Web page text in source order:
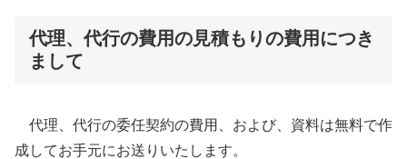
代理、代行の費用の見積もりの費用につき
まして
代理、代行の委任契約の費用、および、資料は無料で作
成してお手元にお送りいたします。